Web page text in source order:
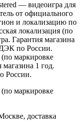
— видеоигра для
от официального
и локализацию по
локализация (по
Гарантия магазина
по России.
маркировке
1 год.
России.
маркировке
доставка